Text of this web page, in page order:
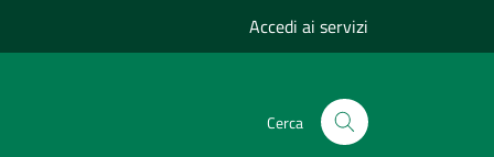
Accedi ai servizi
Cerca